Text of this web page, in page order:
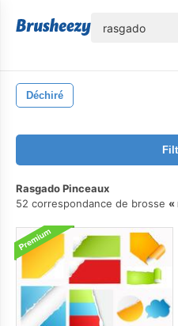
Déchiré
Rasgado Pinceaux
52 correspondance de brosse